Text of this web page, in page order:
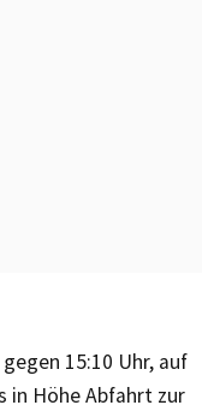
15:10 Uhr, auf
in Höhe Abfahrt zur